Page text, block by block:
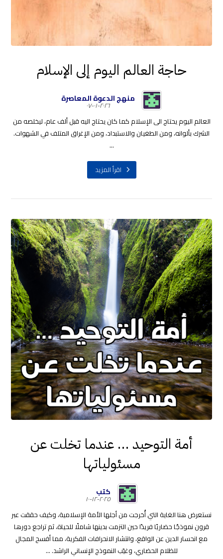
حاجة العالم اليوم إلى الإسلام
منهج الدعوة المعاصرة
٢٠٢٦-٠١-٠٧
العالم اليوم يحتاج الى الإسلام كما كان يحتاج اليه قبل ألف عام، ليخلصه من
الشرك بألوانه، ومن الطغيان والاستبداد، ومن الإغراق المتلف في الشهوات.
...
اقرأ المزيد
أمة التوحيد … عندما تخلت عن
مسئولياتها
كتب
٢٠٢٥-١٢-١٠
نستعرض هنا الغاية التي أُخرجت من أجلها الأمة الإسلامية، وكيف حققت عبر
قرون نموذجًا حضاريًا فريدًا حين التزمت بدينها شاملًا للحياة، ثم تراجع دورها
مع انحسار الدين عن الواقع، وانتشار الانحرافات الفكرية، مما أفسح المجال
للظلام الحضاري، وغيّب النموذج الإنساني الراشد. ...